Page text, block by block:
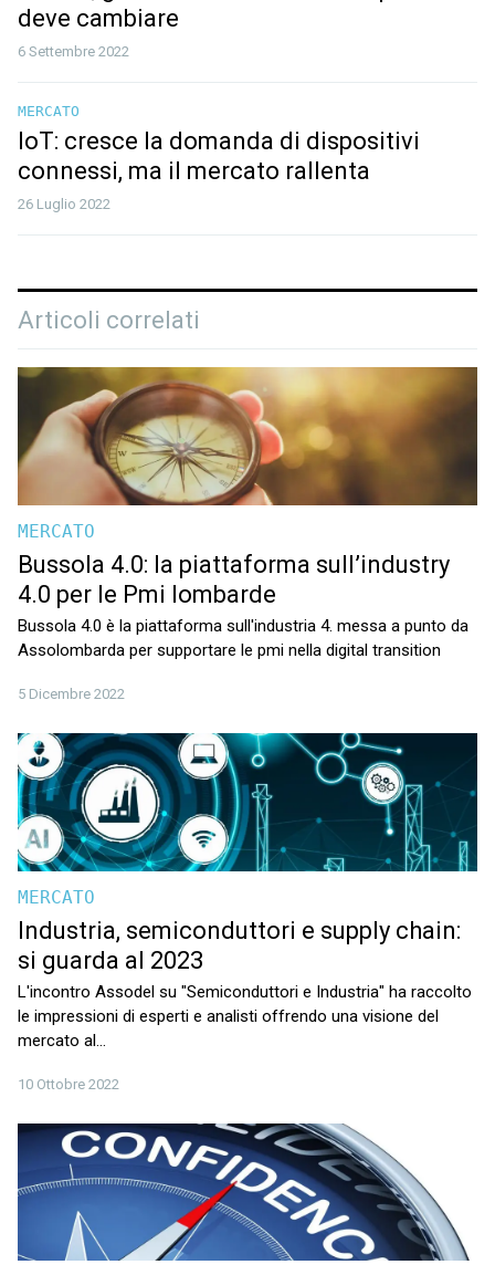
deve cambiare
6 Settembre 2022
MERCATO
IoT: cresce la domanda di dispositivi
connessi, ma il mercato rallenta
26 Luglio 2022
Articoli correlati
MERCATO
Bussola 4.0: la piattaforma sull’industry
4.0 per le Pmi lombarde
Bussola 4.0 è la piattaforma sull'industria 4. messa a punto da
Assolombarda per supportare le pmi nella digital transition
5 Dicembre 2022
MERCATO
Industria, semiconduttori e supply chain:
si guarda al 2023
L'incontro Assodel su "Semiconduttori e Industria" ha raccolto
le impressioni di esperti e analisti offrendo una visione del
mercato al...
10 Ottobre 2022